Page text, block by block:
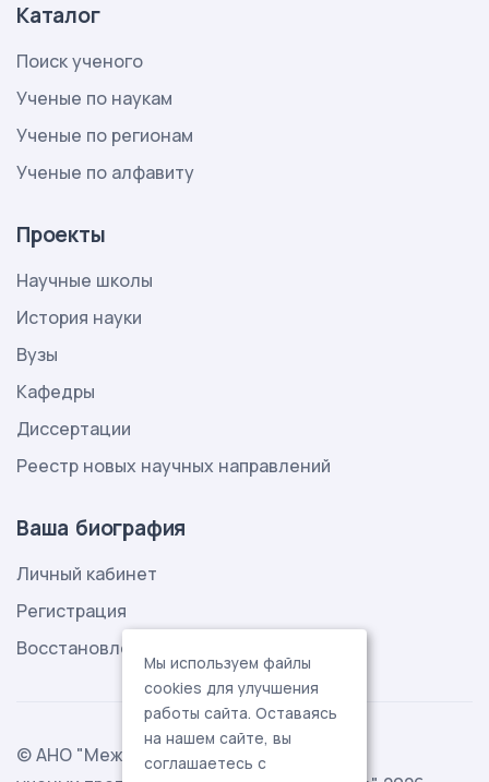
Каталог
Поиск ученого
Ученые по наукам
Ученые по регионам
Ученые по алфавиту
Проекты
Научные школы
История науки
Вузы
Кафедры
Диссертации
Реестр новых научных направлений
Ваша биография
Личный кабинет
Регистрация
Восстановление пароля
© АНО "Международная ассоциация
Мы используем файлы
cookies для улучшения
работы сайта. Оставаясь
на нашем сайте, вы
соглашаетесь с